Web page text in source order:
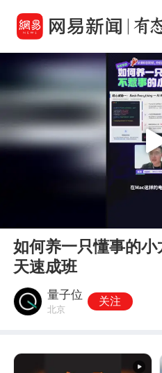
如何养一只懂事的
天速成班
量子位
北京
关注